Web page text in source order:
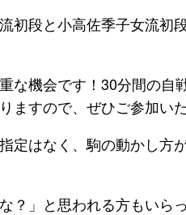
初段と小高佐季子女流初
な機会です！30分間の
すので、ぜひご参加い
定はなく、駒の動かし方
？」と思われる方もい